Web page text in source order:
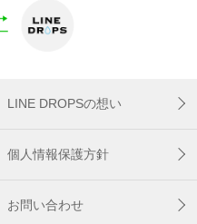
LINE DROPSの想い
個人情報保護方針
お問い合わせ